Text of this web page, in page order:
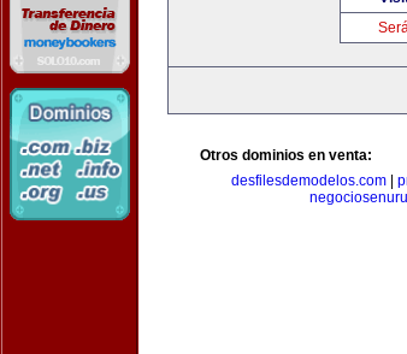
Otros dominios en venta:
desfilesdemodelos.com|